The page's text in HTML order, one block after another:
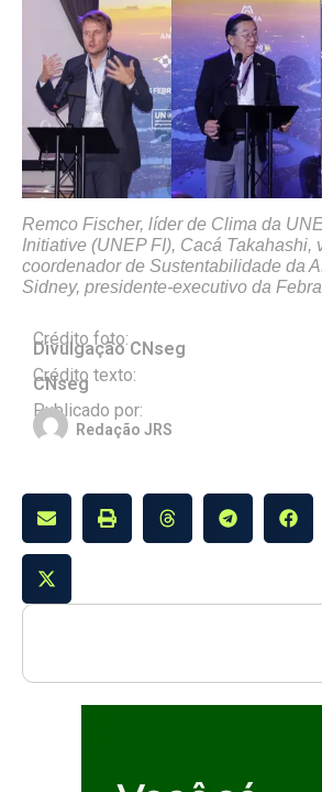
Remco Fischer, líder de Clima da
Initiative (UNEP FI), Cacá Takahashi,
coordenador de Sustentabilidade da
Sidney, presidente-executivo da
Crédito foto:
Divulgação CNseg
Crédito texto:
CNseg
Publicado por:
Redação JRS